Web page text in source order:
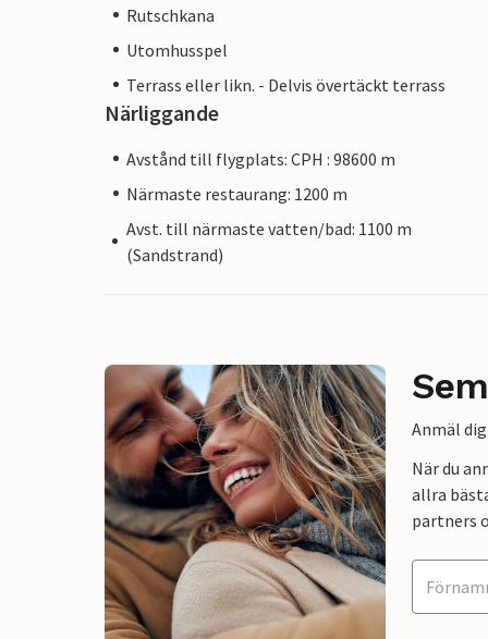
Rutschkana
Utomhusspel
Terrass eller likn. - Delvis övertäckt terrass
Närliggande
Avstånd till flygplats: CPH : 98600 m
Närmaste restaurang: 1200 m
Avst. till närmaste vatten/bad: 1100 m
(Sandstrand)
Anmäl
När du
allra
partners